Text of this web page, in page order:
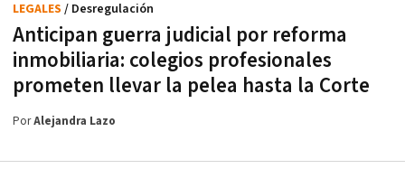
Anticipan guerra judicial por reforma
inmobiliaria: colegios profesionales
prometen llevar la pelea hasta la Corte
LEGALES / Desregulación
PorAlejandra Lazo